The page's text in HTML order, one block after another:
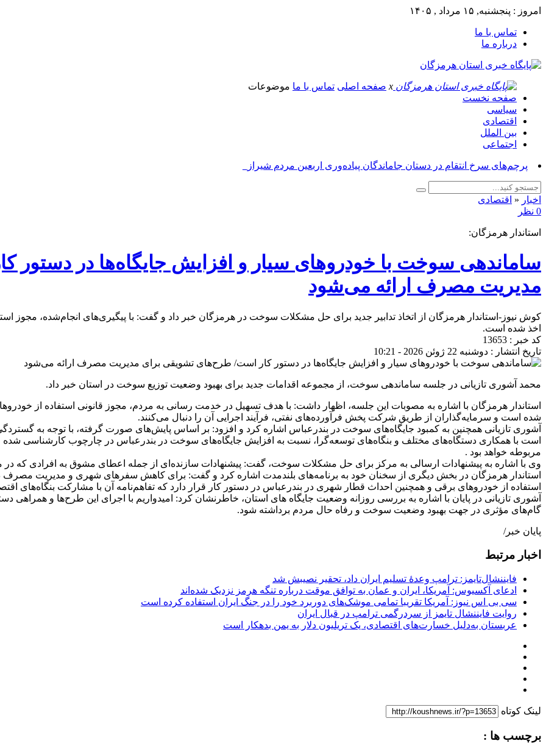
امروز : پنجشنبه, ۱۵ مرداد , ۱۴۰۵
تماس با ما
درباره ما
x صفحه اصلی تماس با ما موضوعات
صفحه نخست
سیاسی
اقتصادی
بین الملل
اجتماعی
پرچم‌های سرخ انتقام در دستان جاماندگان پیاده‌وری اربعین مردم شیراز_
اخبار « اقتصادی
0 نظر
استاندار هرمزگان:
ساماندهی سوخت با خودروهای سیار و افزایش جایگاه‌ها در
مدیریت مصرف ارائه می‌شود
کوش نیوز-استاندار هرمزگان از اتخاذ تدابیر جدید برای حل مشکلات سوخت در هرمزگان خبر داد و گفت: با پیگیری‌های انجام‌شده،
اخذ شده است.
کد خبر : 13653
تاریخ انتشار : دوشنبه 22 ژوئن 2026 - 10:21
محمد آشوری تازیانی در جلسه ساماندهی سوخت، از مجموعه اقدامات جدید برای بهبود وضعیت توزیع سوخت در استان خبر داد.
استاندار هرمزگان با اشاره به مصوبات این جلسه، اظهار داشت: با هدف تسهیل در خدمت‌ رسانی به مردم، مجوز قانونی استفاده از
شده است و سرمایه‌گذاران از طریق شرکت پخش فرآورده‌های نفتی، فرآیند اجرایی آن را دنبال می‌کنند.
آشوری تازیانی همچنین به کمبود جایگاه‌های سوخت در بندرعباس اشاره کرد و افزود: بر اساس پایش‌های صورت‌ گرفته، با توجه به
است با همکاری دستگاه‌های مختلف و بنگاه‌های توسعه‌گرا، نسبت به افزایش جایگاه‌های سوخت در بندرعباس در چارچوب کارشناسی
مربوطه خواهد بود .
وی با اشاره به پیشنهادات ارسالی به مرکز برای حل مشکلات سوخت، گفت: پیشنهادات سازنده‌ای از جمله اعطای مشوق به افرادی که
استاندار هرمزگان در بخش دیگری از سخنان خود به برنامه‌های بلندمدت اشاره کرد و گفت: برای کاهش سفرهای شهری و مدیریت مصرف
استفاده از خودروهای برقی و همچنین احداث قطار شهری در بندرعباس در دستور کار قرار دارد که تفاهم‌نامه آن با مشارکت بنگاه‌های
آشوری تازیانی در پایان با اشاره به بررسی روزانه وضعیت جایگاه های استان، خاطرنشان کرد: امیدواریم با اجرای این طرح‌ها و همراهی
گام‌های مؤثری در جهت بهبود وضعیت سوخت و رفاه حال مردم برداشته شود.
پایان خبر/
اخبار مرتبط
فایننشال‌تایمز: ترامپ وعدۀ تسلیم ایران داد، تحقیر نصیبش شد
ادعای آکسیوس: آمریکا، ایران و عمان به توافق موقت درباره تنگه هرمز نزدیک شده‌اند
سی بی اس نیوز: آمریکا تقریبا تمامی موشک‌های دوربرد خود را در جنگ ایران استفاده کرده است
روایت فایننشال تایمز از سردرگمی ترامپ در قبال ایران
عربستان به‌دلیل خسارت‌های اقتصادی، یک تریلیون دلار به یمن بدهکار است
لینک کوتاه
برچسب ها :